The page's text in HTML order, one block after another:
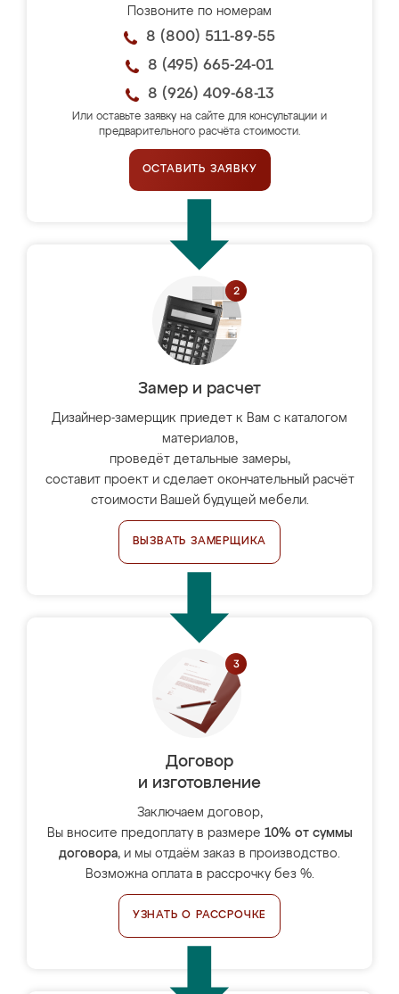
Позвоните по номерам
8 (800) 511-89-55
8 (495) 665-24-01
8 (926) 409-68-13
Или оставьте заявку на сайте для консультации и
предварительного расчёта стоимости.
ОСТАВИТЬ ЗАЯВКУ
Замер и расчет
Дизайнер-замерщик приедет к Вам с каталогом
материалов,
проведёт детальные замеры,
составит проект и сделает окончательный расчёт
стоимости Вашей будущей мебели.
ВЫЗВАТЬ ЗАМЕРЩИКА
Договор
и изготовление
Заключаем договор,
Вы вносите предоплату в размере 10% от суммы
договора, и мы отдаём заказ в производство.
Возможна оплата в рассрочку без %.
УЗНАТЬ О РАССРОЧКЕ